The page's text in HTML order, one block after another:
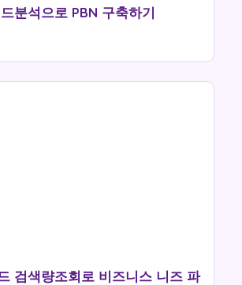
분석으로 PBN 구축하기
검색량조회로 비즈니스 니즈 파